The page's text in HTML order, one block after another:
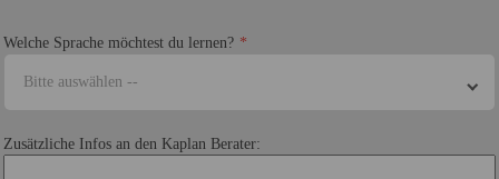
Welche Sprache möchtest du lernen?
Bitte auswählen --
Zusätzliche Infos an den Kaplan Berater: